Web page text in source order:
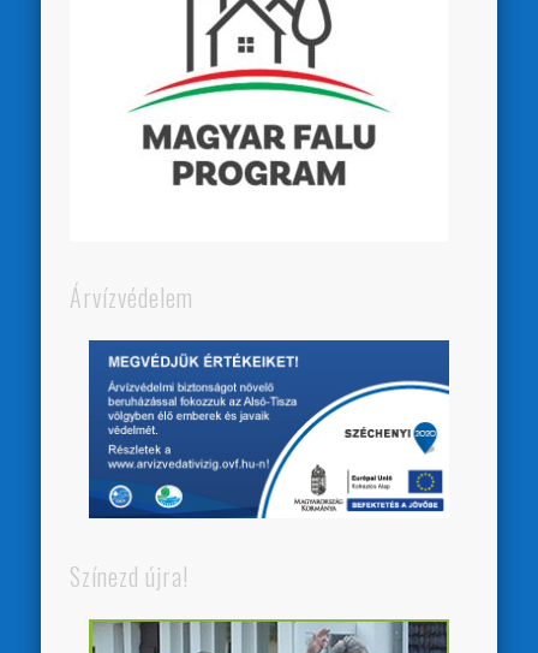
Árvízvédelem
Színezd újra!